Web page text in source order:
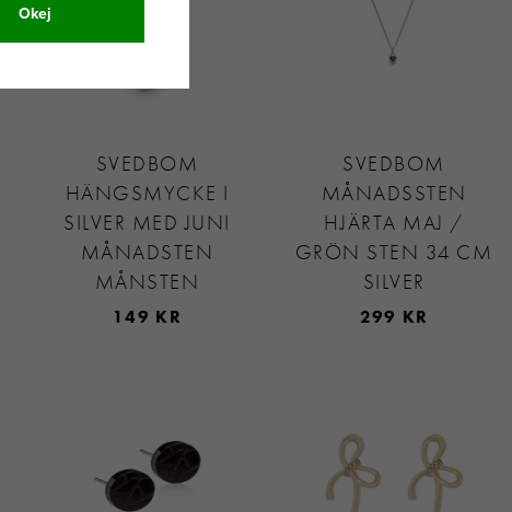
SVEDBOM
HÄNGSMYCKE I
SILVER MED JUNI
MÅNADSTEN
MÅNSTEN
149 KR
SVEDBOM
MÅNADSSTEN
HJÄRTA MAJ /
GRÖN STEN 34 CM
SILVER
299 KR
Okej